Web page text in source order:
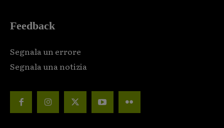
Feedback
Segnala un errore
Segnala una notizia